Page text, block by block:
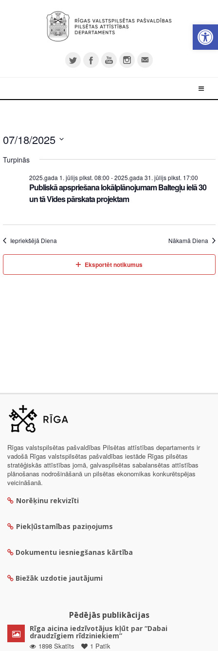
07/18/2025
date.
Turpinās
2025.gada 1. jūlijs plkst. 08:00 -2025.gada 31. jūlijs plkst. 17:00
Publiskā apspriešana lokālplānojumam Baltegļu ielā 30
un tā Vides pārskata projektam
Iepriekšējā Diena Nākamā Diena
Eksportēt notikumus
Rīgas valstspilsētas pašvaldības Pilsētas attīstības departaments ir
vadošā Rīgas valstspilsētas pašvaldības iestāde Rīgas pilsētas
stratēģiskās attīstības jomā, galvaspilsētas sabalansētas attīstības
plānošanas nodrošināšanā un pilsētas ekonomikas konkurētspējas
veicināšanā.
Norēķinu rekvizīti
Piekļūstamības paziņojums
Dokumentu iesniegšanas kārtība
Biežāk uzdotie jautājumi
Pēdējās publikācijas
Rīga aicina iedzīvotājus kļūt par “Dabai
draudzīgiem rīdziniekiem”
1898 Skatīts
1 Patīk